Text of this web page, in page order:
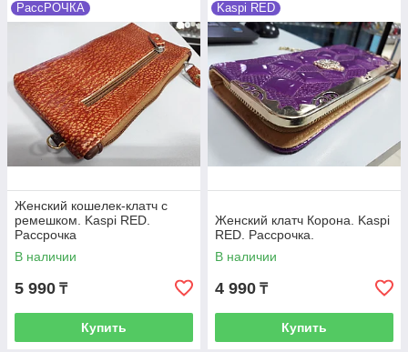
РассРОЧКА
Женский кошелек-клатч с
ремешком. Kaspi RED.
Рассрочка
В наличии
5 990 ₸
Купить
Kaspi RED
Женский клатч Корона. Kaspi
RED. Рассрочка.
В наличии
4 990 ₸
Купить